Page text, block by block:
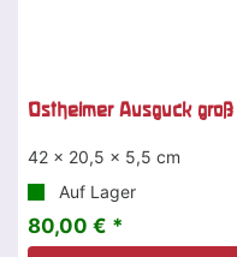
Ostheimer Ausguck groß
42 x 20,5 x 5,5 cm
Auf Lager
80,00 € *